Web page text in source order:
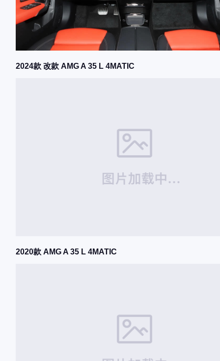
2024款 改款 AMG A 35 L 4MATIC
2020款 AMG A 35 L 4MATIC